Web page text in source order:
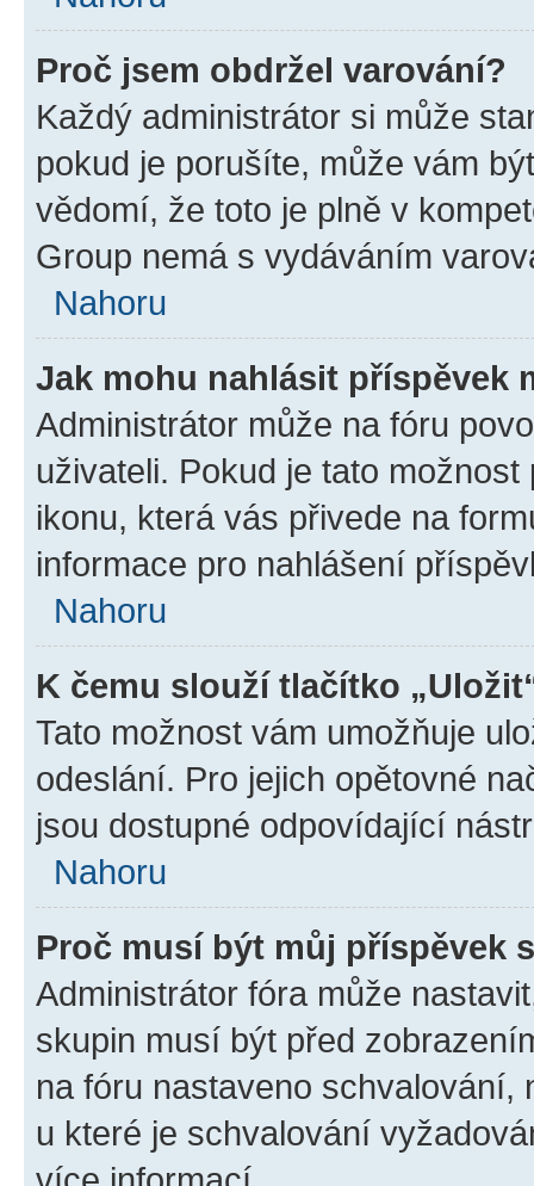
Proč jsem obdržel varování?
Každý administrátor si může
pokud je porušíte, může vám
vědomí, že toto je plně v
Group nemá s vydáváním
Nahoru
Jak mohu nahlásit příspěvek
Administrátor může na fóru
uživateli. Pokud je tato
ikonu, která vás přivede na
informace pro nahlášení
Nahoru
K čemu slouží tlačítko
Tato možnost vám umožňuje
odeslání. Pro jejich opětovné
jsou dostupné odpovídající
Nahoru
Proč musí být můj příspěvek
Administrátor fóra může
skupin musí být před
na fóru nastaveno schvalování,
u které je schvalování